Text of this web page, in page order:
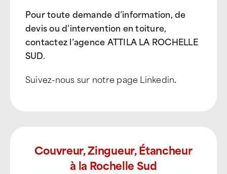
Pour toute demande d’information, de
devis ou d’intervention en toiture,
contactez l’agence ATTILA LA ROCHELLE
SUD.
Suivez-nous sur notre page Linkedin.
Couvreur, Zingueur, Étancheur
à la Rochelle Sud